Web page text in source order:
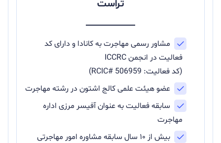
تراست
مشاور رسمی مهاجرت به کانادا و دارای کد
فعالیت در انجمن ICCRC
(کد فعالیت: RCIC# 506959)
عضو هیئت علمی کالج اشتون در رشته مهاجرت
سابقه فعالیت به عنوان آفیسر مرزی اداره
مهاجرت
بیش از ۱۰ سال سابقه مشاوره امور مهاجرتی